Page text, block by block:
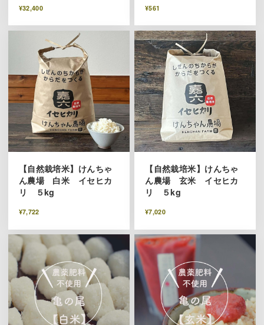
¥32,400 ¥561
【自然栽培米】けんちゃ
ん農場 白米 イセヒカ
リ ５kg
¥7,722
【自然栽培米】けんちゃ
ん農場 玄米 イセヒカ
リ ５kg
¥7,020